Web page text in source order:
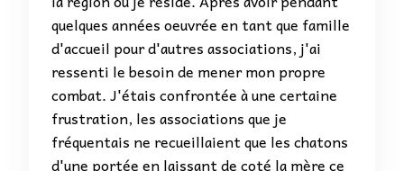
quelques années oeuvrée en tant que famille
d'accueil pour d'autres associations, j'ai
ressenti le besoin de mener mon propre
combat. J'étais confrontée à une certaine
frustration, les associations que je
fréquentais ne recueillaient que les chatons
d'une portée en laissant de coté la mère ce